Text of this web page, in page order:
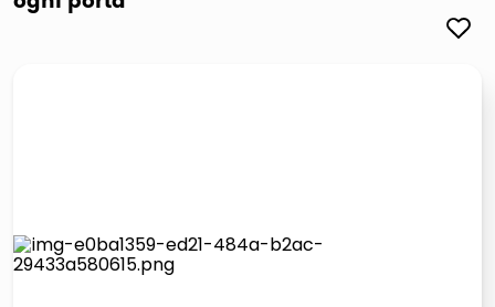
pattumiera raccolta differenziata
asciuga capelli spazzola